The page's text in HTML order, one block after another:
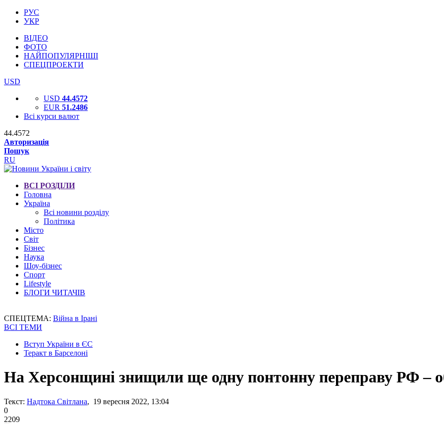
РУС
УКР
ВІДЕО
ФОТО
НАЙПОПУЛЯРНІШІ
СПЕЦПРОЕКТИ
USD
USD 44.4572
EUR 51.2486
Всі курси валют
44.4572
Авторизація
Пошук
RU
ВСІ РОЗДІЛИ
Головна
Україна
Всі новини розділу
Політика
Місто
Світ
Бізнес
Наука
Шоу-бізнес
Спорт
Lifestyle
БЛОГИ ЧИТАЧІВ
СПЕЦТЕМА: Війна в Ірані
ВСІ ТЕМИ
Вступ України в ЄС
Теракт в Барселоні
На Херсонщині знищили ще одну понтонну переправу РФ –
Текст: Надтока Світлана, 19 вересня 2022, 13:04
0
2209